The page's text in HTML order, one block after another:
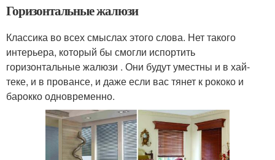
Горизонтальные жалюзи
Классика во всех смыслах этого слова. Нет такого
интерьера, который бы смогли испортить
горизонтальные жалюзи . Они будут уместны и в хай-
теке, и в провансе, и даже если вас тянет к рококо и
барокко одновременно.